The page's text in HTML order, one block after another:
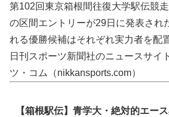
第102回東京箱根間往復大学駅伝競
の区間エントリーが29日に発表され
れる優勝候補はそれぞれ実力者を配
日刊スポーツ新聞社のニュースサイ
ツ・コム（nikkansports.com）
【箱根駅伝】青学大・絶対的エー